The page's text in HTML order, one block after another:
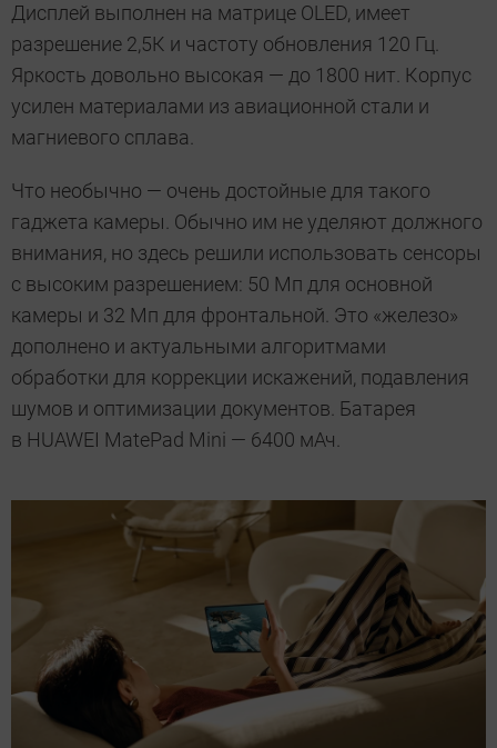
Дисплей выполнен на матрице OLED, имеет
разрешение 2,5К и частоту обновления 120 Гц.
Яркость довольно высокая — до 1800 нит. Корпус
усилен материалами из авиационной стали и
магниевого сплава.
Что необычно — очень достойные для такого
гаджета камеры. Обычно им не уделяют должного
внимания, но здесь решили использовать сенсоры
с высоким разрешением: 50 Мп для основной
камеры и 32 Мп для фронтальной. Это «железо»
дополнено и актуальными алгоритмами
обработки для коррекции искажений, подавления
шумов и оптимизации документов. Батарея
в HUAWEI MatePad Mini — 6400 мАч.